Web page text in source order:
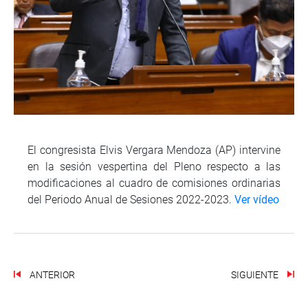
El congresista Elvis Vergara Mendoza (AP) intervine
en la sesión vespertina del Pleno respecto a las
modificaciones al cuadro de comisiones ordinarias
del Periodo Anual de Sesiones 2022-2023. Ver vídeo
ANTERIOR SIGUIENTE